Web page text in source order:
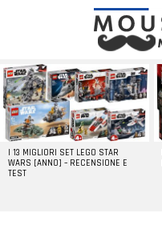
LATEST
STORIES
I 13 MIGLIORI SET LEGO STAR
WARS [ANNO] – RECENSIONE E
TEST